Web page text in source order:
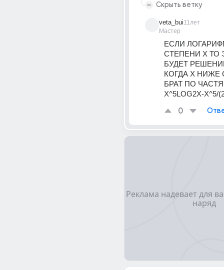
Скрыть ветку
veta_bui
Мастер
11лет
ЕСЛИ
СТЕПЕНИ Х ТО
БУДЕТ
КОГДА Х НИЖЕ
БРАТ ПО
Х^5LOG2X-X^5/
0